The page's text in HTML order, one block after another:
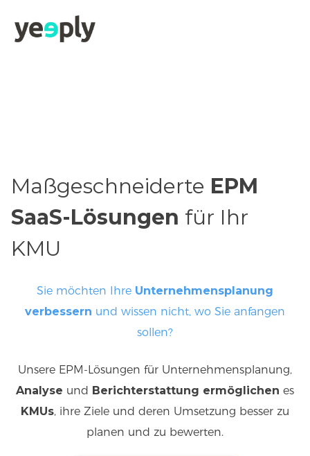
Maßgeschneiderte EPM
SaaS-Lösungen für Ihr
KMU
Sie möchten Ihre Unternehmensplanung
verbessern und wissen nicht, wo Sie anfangen
sollen?
Unsere EPM-Lösungen für Unternehmensplanung,
Analyse und Berichterstattung ermöglichen es
KMUs, ihre Ziele und deren Umsetzung besser zu
planen und zu bewerten.